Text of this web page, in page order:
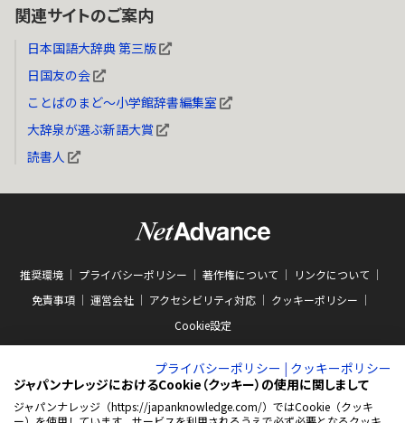
関連サイトのご案内
日本国語大辞典 第三版
日国友の会
ことばのまど～小学館辞書編集室
大辞泉が選ぶ新語大賞
読書人
推奨環境 プライバシーポリシー 著作権について
リンクについて
免責事項
運営会社 アクセシビリティ対応
クッキーポリシー
Cookie設定
プライバシーポリシー | クッキーポリシー
ジャパンナレッジにおけるCookie（クッキー）の使用に関しまして
ジャパンナレッジ（https://japanknowledge.com/）ではCookie（クッキ